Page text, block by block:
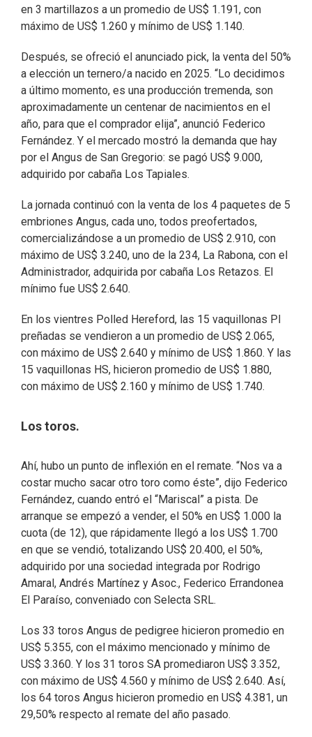
en 3 martillazos a un promedio de US$ 1.191, con
máximo de US$ 1.260 y mínimo de US$ 1.140.
Después, se ofreció el anunciado pick, la venta del 50%
a elección un ternero/a nacido en 2025. “Lo decidimos
a último momento, es una producción tremenda, son
aproximadamente un centenar de nacimientos en el
año, para que el comprador elija”, anunció Federico
Fernández. Y el mercado mostró la demanda que hay
por el Angus de San Gregorio: se pagó US$ 9.000,
adquirido por cabaña Los Tapiales.
La jornada continuó con la venta de los 4 paquetes de 5
embriones Angus, cada uno, todos preofertados,
comercializándose a un promedio de US$ 2.910, con
máximo de US$ 3.240, uno de la 234, La Rabona, con el
Administrador, adquirida por cabaña Los Retazos. El
mínimo fue US$ 2.640.
En los vientres Polled Hereford, las 15 vaquillonas PI
preñadas se vendieron a un promedio de US$ 2.065,
con máximo de US$ 2.640 y mínimo de US$ 1.860. Y las
15 vaquillonas HS, hicieron promedio de US$ 1.880,
con máximo de US$ 2.160 y mínimo de US$ 1.740.
Los toros.
Ahí, hubo un punto de inflexión en el remate. “Nos va a
costar mucho sacar otro toro como éste”, dijo Federico
Fernández, cuando entró el “Mariscal” a pista. De
arranque se empezó a vender, el 50% en US$ 1.000 la
cuota (de 12), que rápidamente llegó a los US$ 1.700
en que se vendió, totalizando US$ 20.400, el 50%,
adquirido por una sociedad integrada por Rodrigo
Amaral, Andrés Martínez y Asoc., Federico Errandonea
El Paraíso, conveniado con Selecta SRL.
Los 33 toros Angus de pedigree hicieron promedio en
US$ 5.355, con el máximo mencionado y mínimo de
US$ 3.360. Y los 31 toros SA promediaron US$ 3.352,
con máximo de US$ 4.560 y mínimo de US$ 2.640. Así,
los 64 toros Angus hicieron promedio en US$ 4.381, un
29,50% respecto al remate del año pasado.